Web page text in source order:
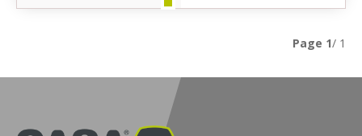
Page 1/ 1